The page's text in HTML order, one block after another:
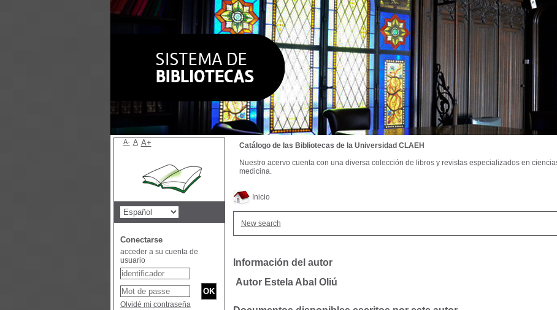
Inicio
New search
Información del autor
Autor Estela Abal Oliú
Catálogo de las Bibliotecas de la Universidad CLAEH
Nuestro acervo cuenta con una diversa colección de libros y revistas especializados en
medicina.
A- A A+
Conectarse
acceder a su cuenta de
usuario
Olvidé mi contraseña